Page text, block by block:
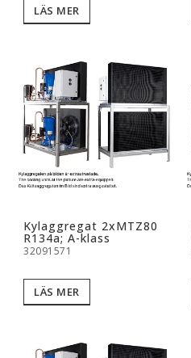
LÄS MER
Kylaggregat 2xMTZ80
R134a; A-klass
32091571
LÄS MER